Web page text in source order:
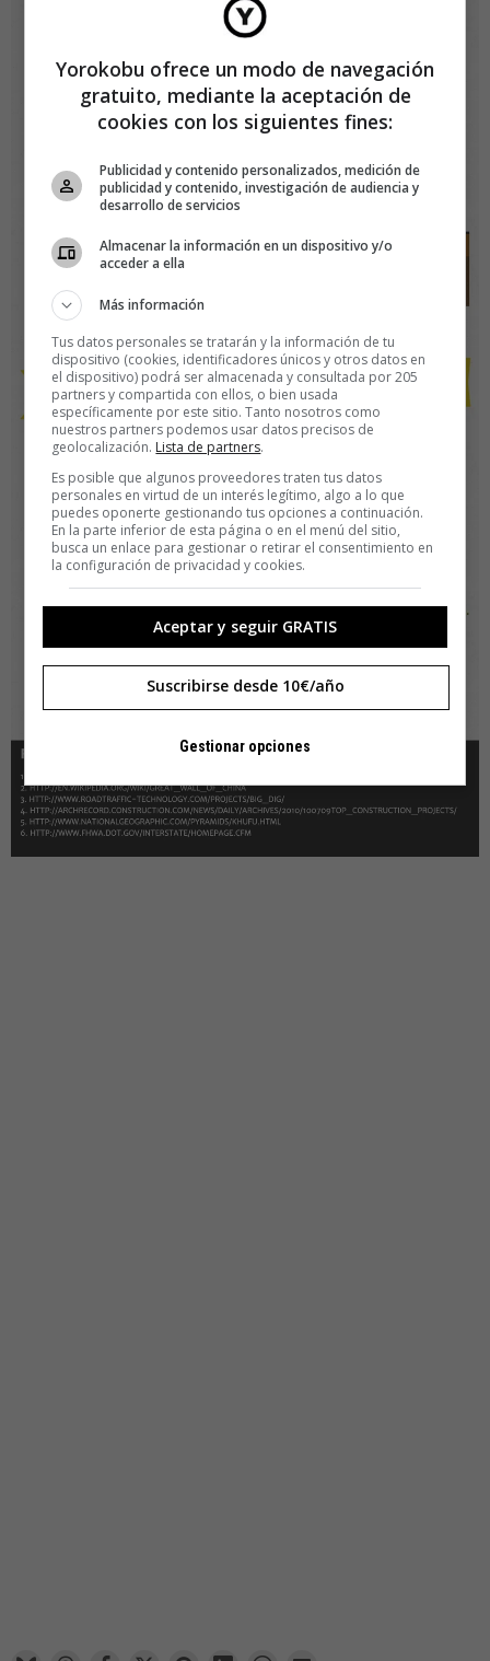
Yorokobu ofrece un modo de navegación
gratuito, mediante la aceptación de
cookies con los siguientes fines:
Publicidad y contenido personalizados, medición de
publicidad y contenido, investigación de audiencia y
desarrollo de servicios
Almacenar la información en un dispositivo y/o
acceder a ella
Más información
Tus datos personales se tratarán y la información de tu
dispositivo (cookies, identificadores únicos y otros datos en
el dispositivo) podrá ser almacenada y consultada por 205
partners y compartida con ellos, o bien usada
específicamente por este sitio. Tanto nosotros como
nuestros partners podemos usar datos precisos de
geolocalización. Lista de partners.
Es posible que algunos proveedores traten tus datos
personales en virtud de un interés legítimo, algo a lo que
puedes oponerte gestionando tus opciones a continuación.
En la parte inferior de esta página o en el menú del sitio,
busca un enlace para gestionar o retirar el consentimiento en
la configuración de privacidad y cookies.
Aceptar y seguir GRATIS
Suscribirse desde 10€/año
Gestionar opciones